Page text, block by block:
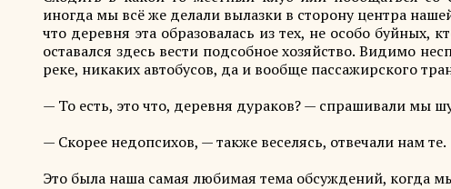
иногда мы всё же делали вылазки в сторону центра
что деревня эта образовалась из тех, не особо
оставался здесь вести подсобное хозяйство. Видимо
реке, никаких автобусов, да и вообще пассажирского
— То есть, это что, деревня дураков? — спрашивали мы
— Скорее недопсихов, — также веселясь, отвечали нам те.
Это была наша самая любимая тема обсуждений, когда